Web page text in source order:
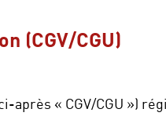
(CGV/CGU)
« CGV/CGU »)